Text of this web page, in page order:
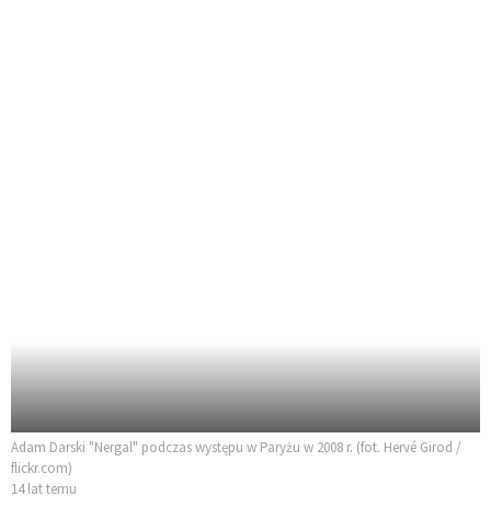
Adam Darski "Nergal" podczas występu w Paryżu w 2008 r. (fot. Hervé Girod /
flickr.com)
14 lat temu